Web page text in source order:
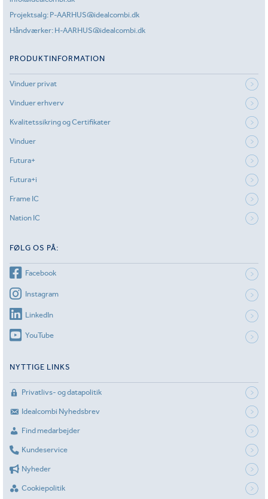
Projektsalg: P-AARHUS@idealcombi.dk
Håndværker: H-AARHUS@idealcombi.dk
PRODUKTINFORMATION
Vinduer privat
Vinduer erhverv
Kvalitetssikring og Certifikater
Vinduer
Futura+
Futura+i
Frame IC
Nation IC
FØLG OS PÅ:
Facebook
Instagram
LinkedIn
YouTube
NYTTIGE LINKS
Privatlivs- og datapolitik
Idealcombi Nyhedsbrev
Find medarbejder
Kundeservice
Nyheder
Cookiepolitik